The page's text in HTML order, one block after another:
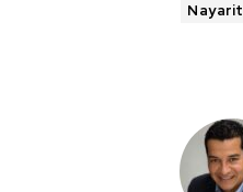
Nayarit